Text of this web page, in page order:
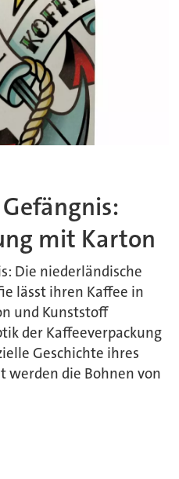
mit Karton
Die niederländische
lässt ihren Kaffee in
und Kunststoff
der Kaffeeverpackung
Geschichte ihres
werden die Bohnen von